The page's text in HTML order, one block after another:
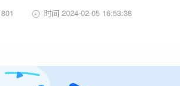
时间 2024-02-05 16:53:38